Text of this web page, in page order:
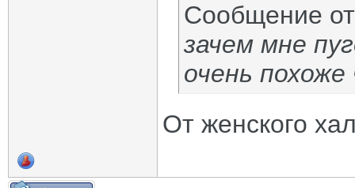
Сообщение
зачем мне
очень
От женского